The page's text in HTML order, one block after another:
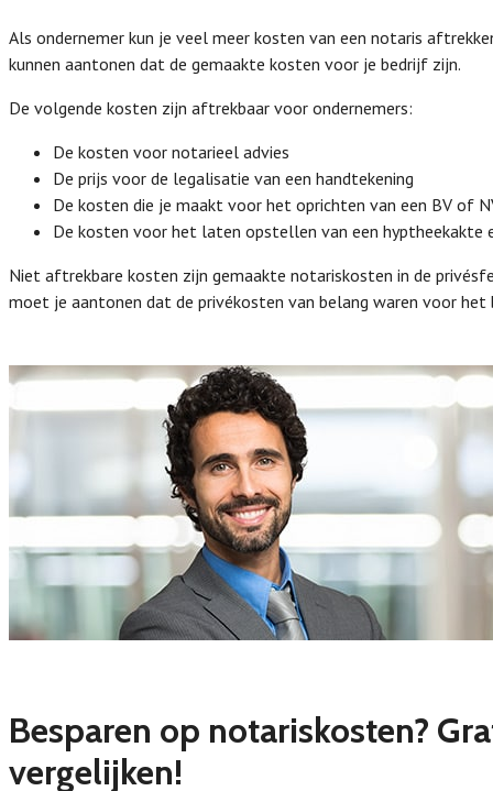
Als ondernemer kun je veel meer kosten van een notaris
kunnen aantonen dat de gemaakte kosten voor je bedrijf zijn.
De volgende kosten zijn aftrekbaar voor ondernemers:
De kosten voor notarieel advies
De prijs voor de legalisatie van een handtekening
De kosten die je maakt voor het oprichten van een BV of
De kosten voor het laten opstellen van een hyptheekakte
Niet aftrekbare kosten zijn gemaakte notariskosten in de
moet je aantonen dat de privékosten van belang waren voor het
Besparen op notariskosten?
vergelijken!